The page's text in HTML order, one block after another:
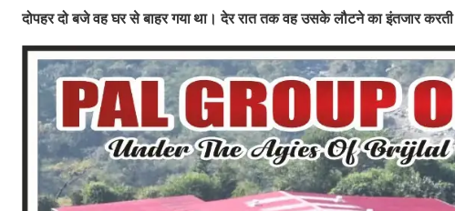
दोपहर दो बजे वह घर से बाहर गयाथा। देर रात तक वह उसके लौटने का इंतजार करती